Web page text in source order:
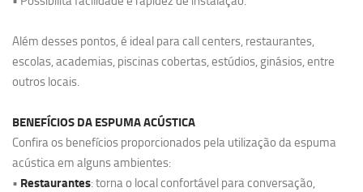
Além desses pontos, é ideal para call centers, restaurantes,
escolas, academias, piscinas cobertas, estúdios, ginásios, entre
outros locais.
BENEFÍCIOS DA ESPUMA ACÚSTICA
Confira os benefícios proporcionados pela utilização da espuma
acústica em alguns ambientes:
• Restaurantes: torna o local confortável para conversação,